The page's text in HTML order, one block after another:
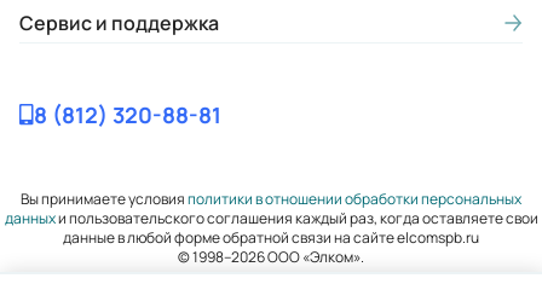
Сервис и поддержка
8 (812) 320-88-81
Вы принимаете условияполитики в отношении обработки персональных
данныхи пользовательского соглашения каждый раз, когда оставляете свои
данные в любой форме обратной связи на сайте elcomspb.ru
© 1998–2026 ООО «Элком».